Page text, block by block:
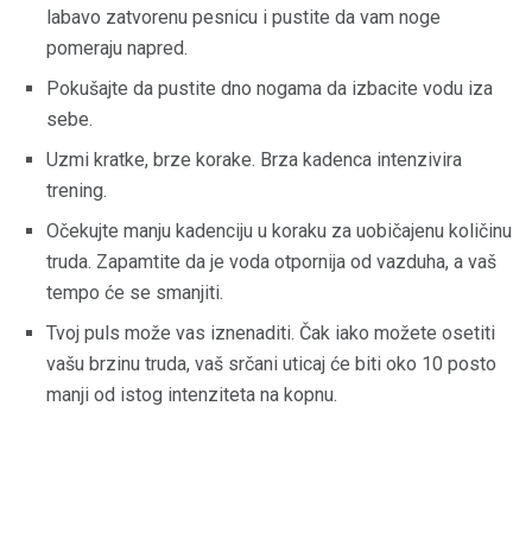
labavo zatvorenu pesnicu i pustite da vam noge
pomeraju napred.
Pokušajte da pustite dno nogama da izbacite vodu iza
sebe.
Uzmi kratke, brze korake. Brza kadenca intenzivira
trening.
Očekujte manju kadenciju u koraku za uobičajenu količinu
truda. Zapamtite da je voda otpornija od vazduha, a vaš
tempo će se smanjiti.
Tvoj puls može vas iznenaditi. Čak iako možete osetiti
vašu brzinu truda, vaš srčani uticaj će biti oko 10 posto
manji od istog intenziteta na kopnu.